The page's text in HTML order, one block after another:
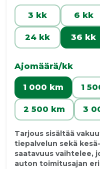
3 kk 6 kk
24 kk 36 kk
Ajomäärä/kk
1 000 km 1
2 500 km 3
Tarjous sisältää
tiepalvelun sekä
saatavuus vaihtelee,
auton toimitusajan